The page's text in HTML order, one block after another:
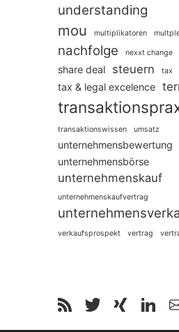
understanding
mou multiplikatoren
nachfolge nexxt change
share deal steuern tax
tax & legal excelence
transaktionswissen umsatz
unternehmensbewertung
unternehmensbörse
unternehmenskauf
unternehmenskaufvertrag
verkaufsprospekt vertrag